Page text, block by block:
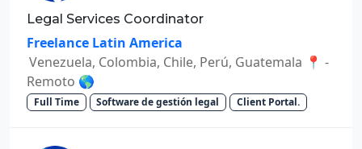
Legal Services Coordinator
Freelance Latin America
Venezuela, Colombia, Chile, Perú, Guatemala 📍 -
Remoto 🌎
Full Time Software de gestión legal Client Portal.